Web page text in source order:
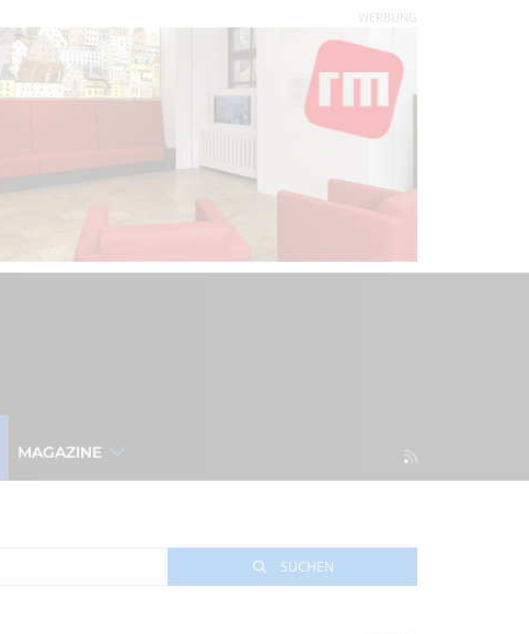
WERBUNG
MAGAZINE
SUCHEN